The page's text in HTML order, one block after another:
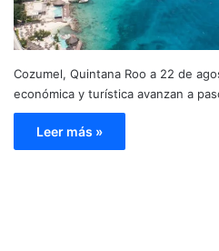
Cozumel, Quintana Roo a 22 de
económica y turística avanzan a
Leer más »